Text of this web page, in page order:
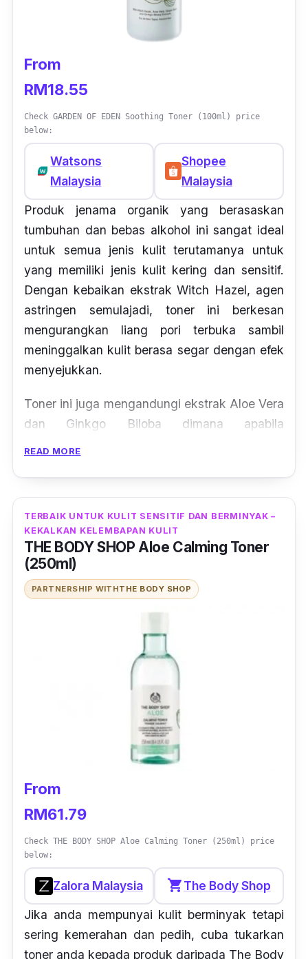
From
RM18.55
Check GARDEN OF EDEN Soothing Toner (100ml) price
below:
Watsons
Malaysia
Shopee
Malaysia
Produk jenama organik yang berasaskan
tumbuhan dan bebas alkohol ini sangat ideal
untuk semua jenis kulit terutamanya untuk
yang memiliki jenis kulit kering dan sensitif.
Dengan kebaikan ekstrak Witch Hazel, agen
astringen semulajadi, toner ini berkesan
mengurangkan liang pori terbuka sambil
meninggalkan kulit berasa segar dengan efek
menyejukkan.
Toner ini juga mengandungi ekstrak Aloe Vera
dan Ginkgo Biloba dimana apabila
READ MORE
TERBAIK UNTUK KULIT SENSITIF DAN BERMINYAK –
KEKALKAN KELEMBAPAN KULIT
THE BODY SHOP Aloe Calming Toner
(250ml)
PARTNERSHIP WITHTHE BODY SHOP
From
RM61.79
Check THE BODY SHOP Aloe Calming Toner (250ml) price
below:
Zalora Malaysia shopping_cartThe Body Shop
Jika anda mempunyai kulit berminyak tetapi
sering kemerahan dan pedih, cuba tukarkan
toner anda kepada produk daripada The Body